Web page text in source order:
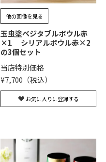
他の画像を見る
玉虫塗ベジタブルボウル赤
×1 シリアルボウル赤×2
の3個セット
当店特別価格
¥7,700
お気に入りに登録する